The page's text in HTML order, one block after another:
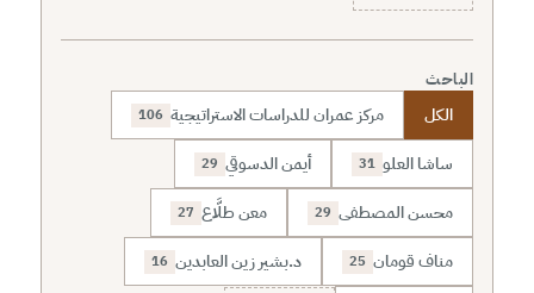
الباحث
الكل مركز عمران للدراسات الاستراتيجية 106
ساشا العلو 31 أيمن الدسوقي 29
محسن المصطفى 29 معن طلَّاع 27
مناف قومان 25 د.بشير زين العابدين 16